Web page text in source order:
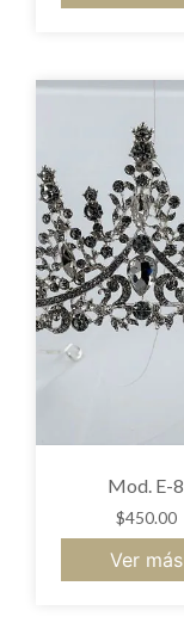
Mod. E-8
$450.00
Ver más